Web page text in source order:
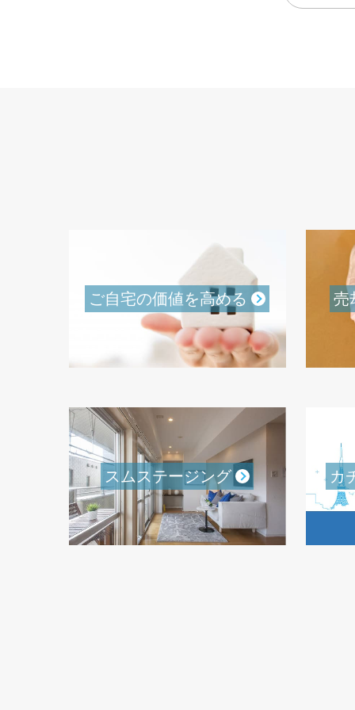
ご自宅の価値を高める 売
スムステージング カ